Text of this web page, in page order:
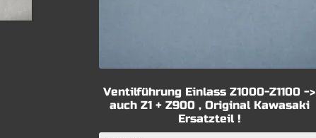
Ventilführung Einlass Z1000-Z1100 ->
auch Z1 + Z900 , Original Kawasaki
Ersatzteil !